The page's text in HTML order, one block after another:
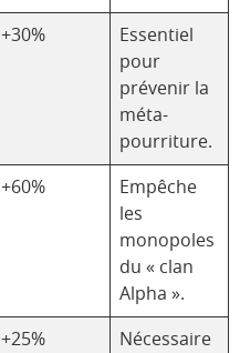
+30%
Essentiel
pour
prévenir la
méta-
pourriture.
+60%
Empêche
les
monopoles
du « clan
Alpha ».
+25%
Nécessaire